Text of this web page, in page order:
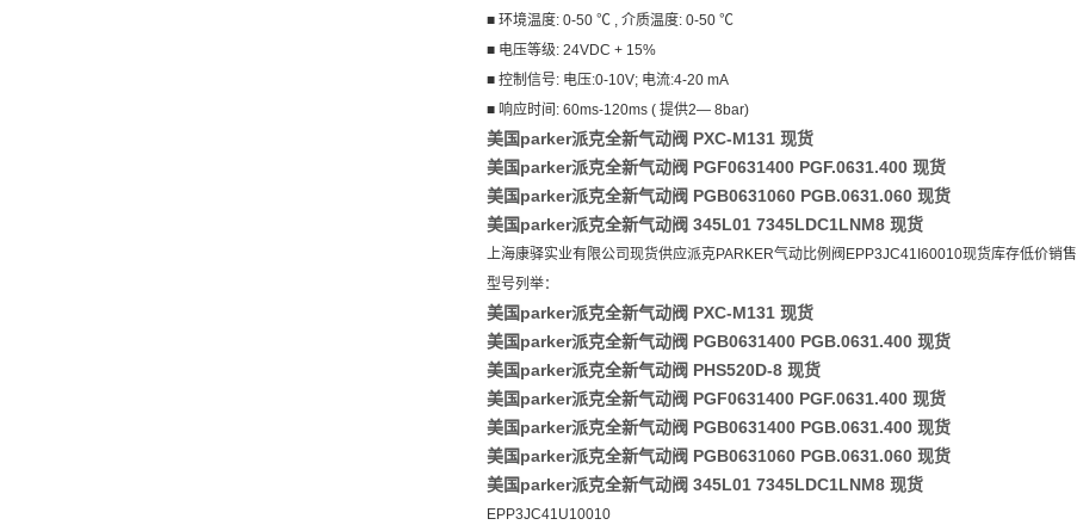
■ 环境温度: 0-50 ℃ , 介质温度: 0-50 ℃
■ 电压等级: 24VDC + 15%
■ 控制信号: 电压:0-10V; 电流:4-20 mA
■ 响应时间: 60ms-120ms ( 提供2― 8bar)
美国parker派克全新气动阀 PXC-M131 现货
美国parker派克全新气动阀 PGF0631400 PGF.0631.400 现货
美国parker派克全新气动阀 PGB0631060 PGB.0631.060 现货
美国parker派克全新气动阀 345L01 7345LDC1LNM8 现货
上海康驿实业有限公司现货供应派克PARKER气动比例阀EPP3JC41I60010现货库存低价销售
型号列举：
美国parker派克全新气动阀 PXC-M131 现货
美国parker派克全新气动阀 PGB0631400 PGB.0631.400 现货
美国parker派克全新气动阀 PHS520D-8 现货
美国parker派克全新气动阀 PGF0631400 PGF.0631.400 现货
美国parker派克全新气动阀 PGB0631400 PGB.0631.400 现货
美国parker派克全新气动阀 PGB0631060 PGB.0631.060 现货
美国parker派克全新气动阀 345L01 7345LDC1LNM8 现货
EPP3JC41U10010